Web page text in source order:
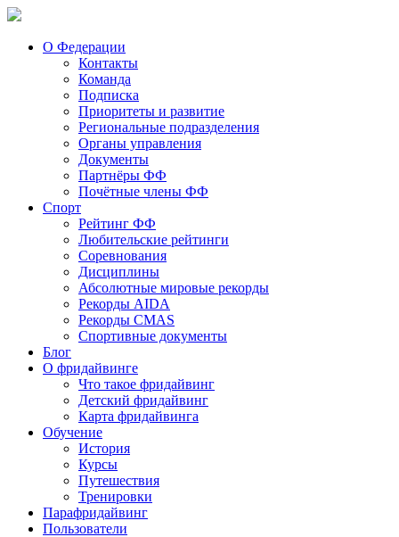
О Федерации
Контакты
Команда
Подписка
Приоритеты и развитие
Региональные подразделения
Органы управления
Документы
Партнёры ФФ
Почётные члены ФФ
Спорт
Рейтинг ФФ
Любительские рейтинги
Соревнования
Дисциплины
Абсолютные мировые рекорды
Рекорды AIDA
Рекорды CMAS
Спортивные документы
Блог
О фридайвинге
Что такое фридайвинг
Детский фридайвинг
Карта фридайвинга
Обучение
История
Курсы
Путешествия
Тренировки
Парафридайвинг
Пользователи